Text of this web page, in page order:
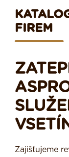
FIREM
Zajišťujeme